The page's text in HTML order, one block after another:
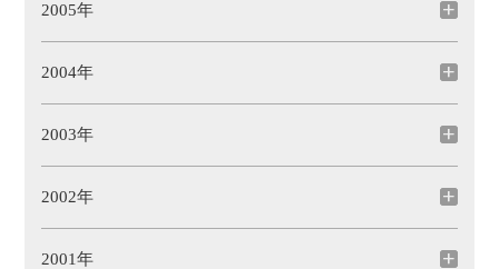
2005年
2004年
2003年
2002年
2001年